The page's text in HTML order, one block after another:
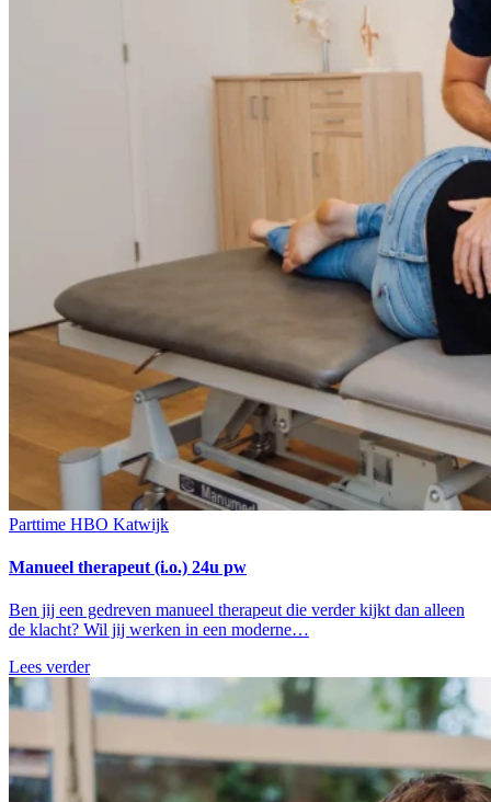
Parttime HBO Katwijk
Manueel therapeut (i.o.) 24u pw
Ben jij een gedreven manueel therapeut die verder kijkt dan alleen
de klacht? Wil jij werken in een moderne…
Lees verder